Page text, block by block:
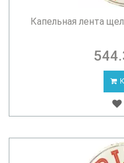
Капельная лента